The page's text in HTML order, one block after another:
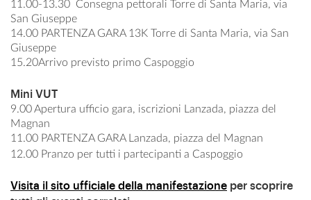
11.00-13.30 Consegna pettorali Torre di Santa Maria, via
San Giuseppe
14.00 PARTENZA GARA 13K Torre di Santa Maria, via San
Giuseppe
15.20Arrivo previsto primo Caspoggio
Mini VUT
9.00 Apertura ufficio gara, iscrizioni Lanzada, piazza del
Magnan
11.00 PARTENZA GARA Lanzada, piazza del Magnan
12.00 Pranzo per tutti i partecipanti a Caspoggio
Visita il sito ufficiale della manifestazione per scoprire